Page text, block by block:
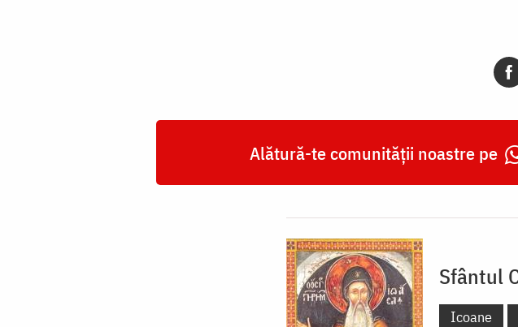
Alătură-te comunității noastre pe
Sfântul
Icoane